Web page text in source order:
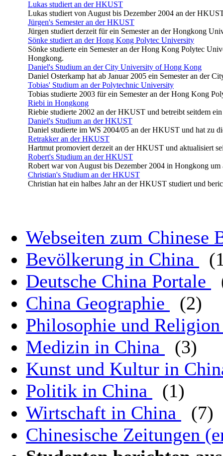
Lukas studiert an der HKUST
Lukas studiert von August bis Dezember 2004 an der
Jürgen's Semester an der HKUST
Jürgen studiert derzeit für ein Semester an der Hongkong
Sönke studiert an der Hong Kong Polytec University
Sönke studierte ein Semester an der Hong Kong Polytec
Hongkong.
Daniel's Studium an der City University of Hong Kong
Daniel Osterkamp hat ab Januar 2005 ein Semester an der
Tobias' Studium an der Polytechnic University
Tobias studierte 2003 für ein Semester an der Hong Kong
Riebi in Hongkong
Riebie studierte 2002 an der HKUST und betreibt seitdem
Daniel's Studium an der HKUST
Daniel studierte im WS 2004/05 an der HKUST und hat zu
Retrakker an der HKUST
Hartmut promoviert derzeit an der HKUST und aktualisiert
Robert's Studium an der HKUST
Robert war von August bis Dezember 2004 in Hongkong
Christian's Studium an der HKUST
Christian hat ein halbes Jahr an der HKUST studiert und
Webseiten zum Chinese
Bevölkerung in China
Deutsche China Portale
China Geographie
(2)
Philosophie und
Medizin in China
(3)
Kunst und Kultur in
Politik in China
(1)
Wirtschaft in China
(7)
Chinesische Zeitungen